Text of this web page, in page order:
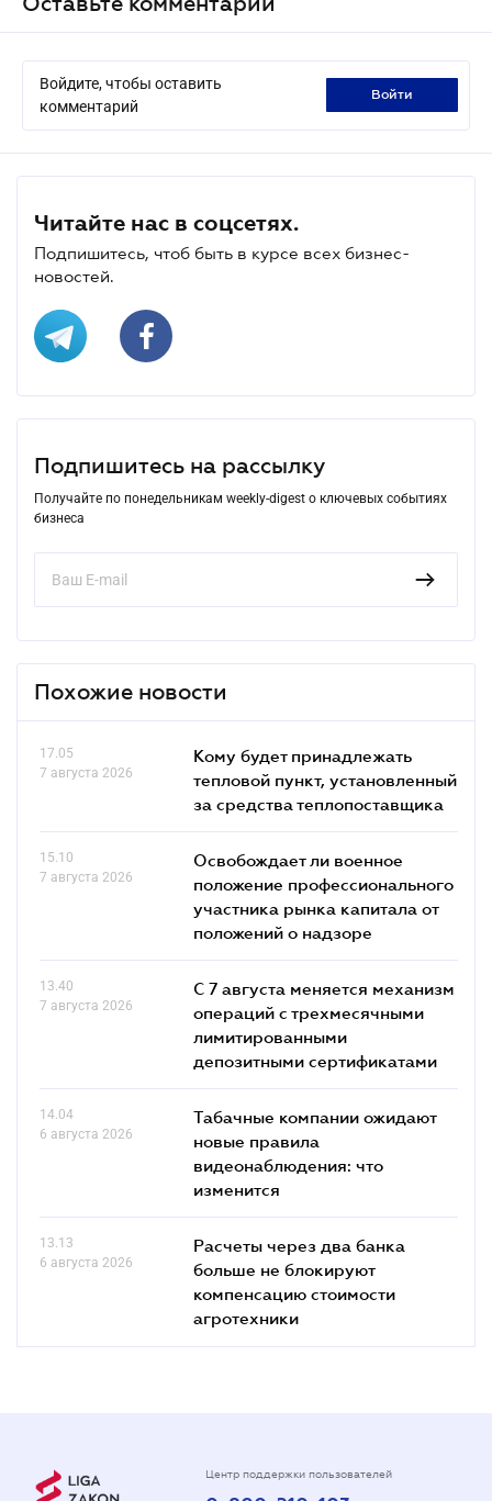
Войдите, чтобы оставить
комментарий
войти
Читайте нас в соцсетях.
Подпишитесь, чтоб быть в курсе всех бизнес-
новостей.
Подпишитесь на рассылку
Получайте по понедельникам weekly-digest о ключевых событиях
бизнеса
Похожие новости
17.05
7 августа 2026
Кому будет принадлежать
тепловой пункт, установленный
за средства теплопоставщика
15.10
7 августа 2026
Освобождает ли военное
положение профессионального
участника рынка капитала от
положений о надзоре
13.40
7 августа 2026
С 7 августа меняется механизм
операций с трехмесячными
лимитированными
депозитными сертификатами
14.04
6 августа 2026
Табачные компании ожидают
новые правила
видеонаблюдения: что
изменится
13.13
6 августа 2026
Расчеты через два банка
больше не блокируют
компенсацию стоимости
агротехники
Центр поддержки пользователей